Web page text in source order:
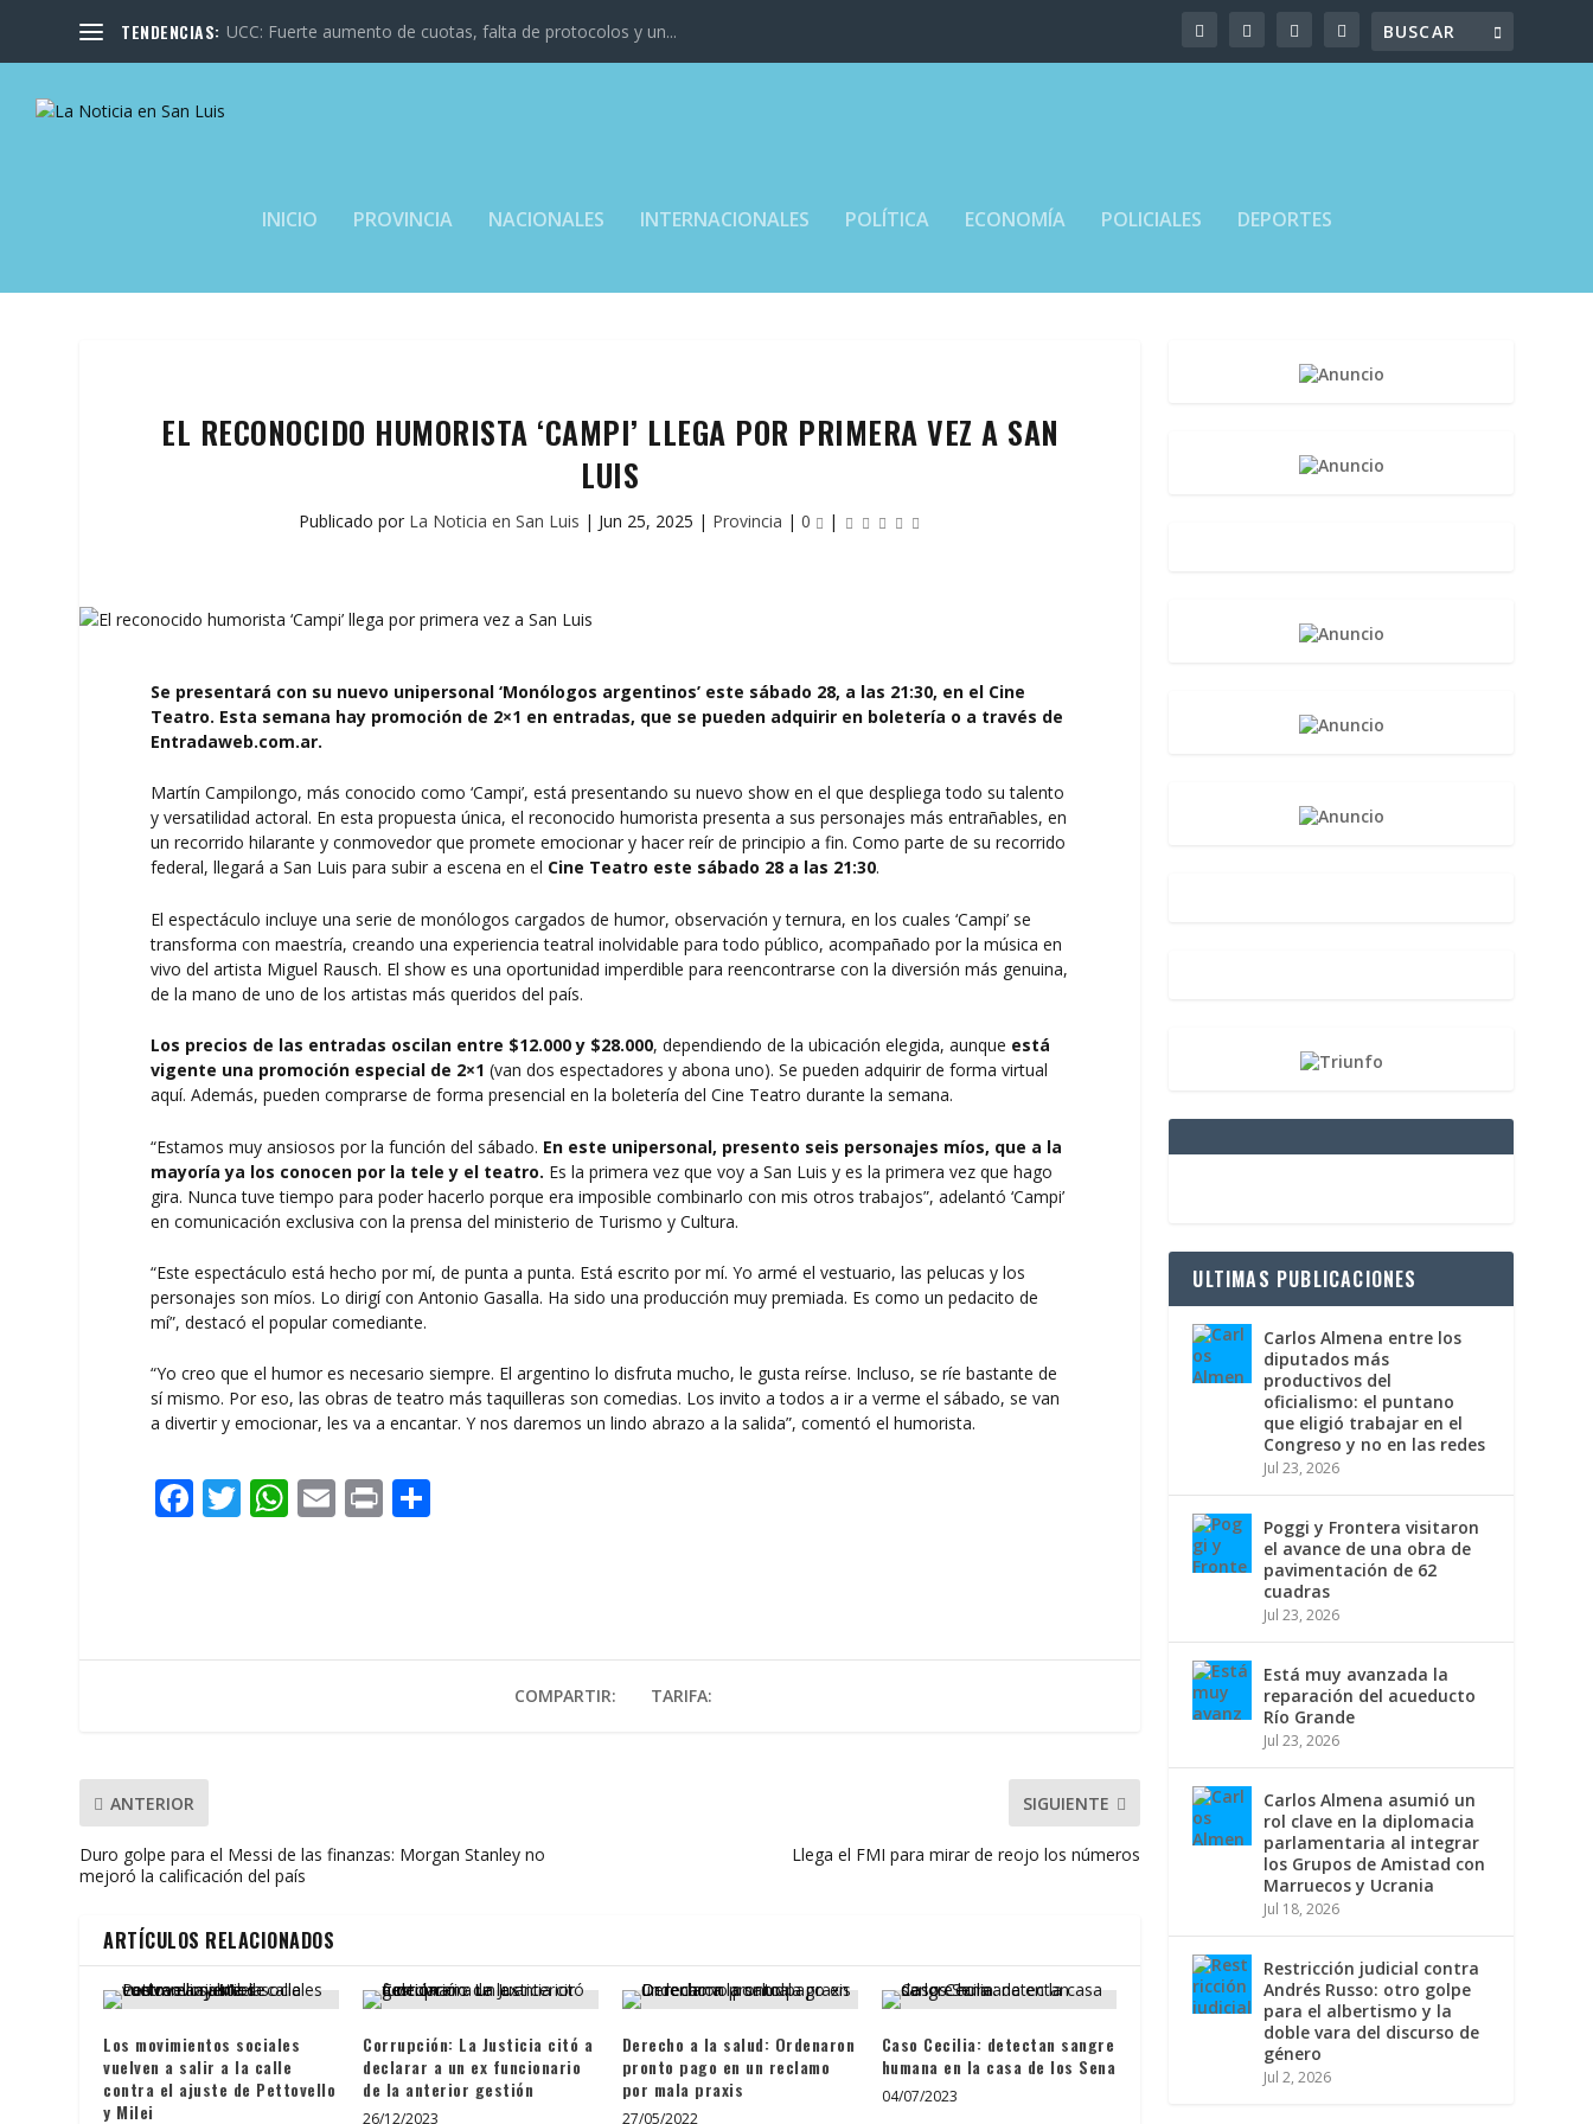
TENDENCIAS: UCC: Fuerte aumento de cuotas, falta de protocolos y un...
INICIO PROVINCIA NACIONALES INTERNACIONALES POLÍTICA ECONOMÍA POLICIALES DEPORTES
EL RECONOCIDO HUMORISTA ‘CAMPI’ LLEGA POR PRIMERA VEZ A SAN
LUIS
Publicado por La Noticia en San Luis | Jun 25, 2025 | Provincia |0 |
Se presentará con su nuevo unipersonal ‘Monólogos argentinos’ este sábado 28, a las 21:30, en el Cine
Teatro. Esta semana hay promoción de 2×1 en entradas, que se pueden adquirir en boletería o a través de
Entradaweb.com.ar.
Martín Campilongo, más conocido como ‘Campi’, está presentando su nuevo show en el que despliega todo su talento
y versatilidad actoral. En esta propuesta única, el reconocido humorista presenta a sus personajes más entrañables, en
un recorrido hilarante y conmovedor que promete emocionar y hacer reír de principio a fin. Como parte de su recorrido
federal, llegará a San Luis para subir a escena en el Cine Teatro este sábado 28 a las 21:30.
El espectáculo incluye una serie de monólogos cargados de humor, observación y ternura, en los cuales ‘Campi’ se
transforma con maestría, creando una experiencia teatral inolvidable para todo público, acompañado por la música en
vivo del artista Miguel Rausch. El show es una oportunidad imperdible para reencontrarse con la diversión más genuina,
de la mano de uno de los artistas más queridos del país.
Los precios de las entradas oscilan entre $12.000 y $28.000, dependiendo de la ubicación elegida, aunque está
vigente una promoción especial de 2×1 (van dos espectadores y abona uno). Se pueden adquirir de forma virtual
aquí. Además, pueden comprarse de forma presencial en la boletería del Cine Teatro durante la semana.
“Estamos muy ansiosos por la función del sábado. En este unipersonal, presento seis personajes míos, que a la
mayoría ya los conocen por la tele y el teatro. Es la primera vez que voy a San Luis y es la primera vez que hago
gira. Nunca tuve tiempo para poder hacerlo porque era imposible combinarlo con mis otros trabajos”, adelantó ‘Campi’
en comunicación exclusiva con la prensa del ministerio de Turismo y Cultura.
“Este espectáculo está hecho por mí, de punta a punta. Está escrito por mí. Yo armé el vestuario, las pelucas y los
personajes son míos. Lo dirigí con Antonio Gasalla. Ha sido una producción muy premiada. Es como un pedacito de
mí”, destacó el popular comediante.
“Yo creo que el humor es necesario siempre. El argentino lo disfruta mucho, le gusta reírse. Incluso, se ríe bastante de
sí mismo. Por eso, las obras de teatro más taquilleras son comedias. Los invito a todos a ir a verme el sábado, se van
a divertir y emocionar, les va a encantar. Y nos daremos un lindo abrazo a la salida”, comentó el humorista.
F
o
T W
A
E Pr
ar
COMPARTIR: TARIFA:
ANTERIOR
Duro golpe para el Messi de las finanzas: Morgan Stanley no
mejoró la calificación del país
SIGUIENTE
Llega el FMI para mirar de reojo los números
ARTÍCULOS RELACIONADOS
Los movimientos sociales
vuelven a salir a la calle
contra el ajuste de Pettovello
y Milei
Corrupción: La Justicia citó a
declarar a un ex funcionario
de la anterior gestión
26/12/2023
Derecho a la salud: Ordenaron
pronto pago en un reclamo
por mala praxis
27/05/2022
Caso Cecilia: detectan sangre
humana en la casa de los Sena
04/07/2023
ULTIMAS PUBLICACIONES
Carlos Almena entre los
diputados más
productivos del
oficialismo: el puntano
que eligió trabajar en el
Congreso y no en las redes
Jul 23, 2026
Poggi y Frontera visitaron
el avance de una obra de
pavimentación de 62
cuadras
Jul 23, 2026
Está muy avanzada la
reparación del acueducto
Río Grande
Jul 23, 2026
Carlos Almena asumió un
rol clave en la diplomacia
parlamentaria al integrar
los Grupos de Amistad con
Marruecos y Ucrania
Jul 18, 2026
Restricción judicial contra
Andrés Russo: otro golpe
para el albertismo y la
doble vara del discurso de
género
Jul 2, 2026